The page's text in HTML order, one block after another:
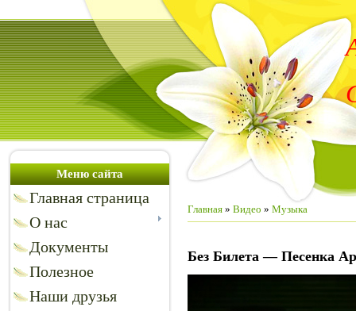
Меню сайта
Главная страница
О нас
Документы
Полезное
Наши друзья
Главная » Видео » Музыка
Без Билета — Песенка